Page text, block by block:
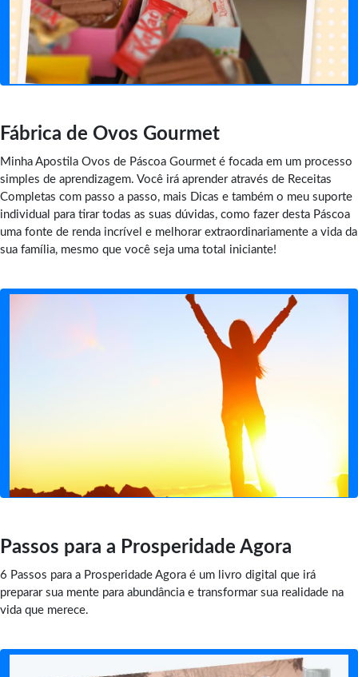
Fábrica de Ovos Gourmet
Minha Apostila Ovos de Páscoa Gourmet é focada em um processo
simples de aprendizagem. Você irá aprender através de Receitas
Completas com passo a passo, mais Dicas e também o meu suporte
individual para tirar todas as suas dúvidas, como fazer desta Páscoa
uma fonte de renda incrível e melhorar extraordinariamente a vida da
sua família, mesmo que você seja uma total iniciante!
Passos para a Prosperidade Agora
6 Passos para a Prosperidade Agora é um livro digital que irá
preparar sua mente para abundância e transformar sua realidade na
vida que merece.